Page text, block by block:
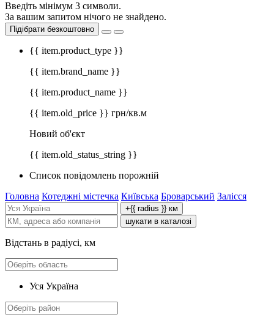
Введіть мінімум 3 символи.
За вашим запитом нічого не знайдено.
Підібрати безкоштовно
{{ item.product_type }}
{{ item.brand_name }}
{{ item.product_name }}
{{ item.old_price }} грн/кв.м
Новий об'єкт
{{ item.old_status_string }}
Список повідомлень порожній
Головна Котеджні містечка Київська Броварський Залісся
+{{ radius }} км
шукати в каталозі
Відстань в радіусі, км
Уся Україна